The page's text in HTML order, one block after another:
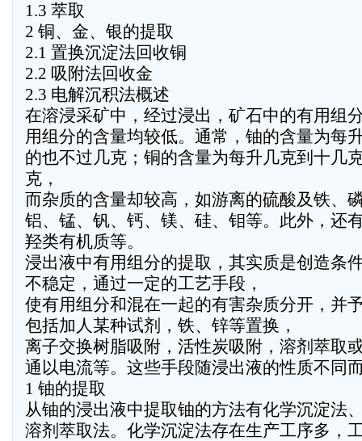
1.3 萃取
2 铜、金、银的提取
2.1 置换沉淀法回收铜
2.2 吸附法回收金
2.3 电解沉积法概述
在溶浸采矿中，经过浸出，矿石中的有用组
用组分的含量均较低。通常，铀的含量为每
的也不过几克；铜的含量为每升几克到十几
克，
而杂质的含量却较高，如游离的硫酸及铁、
铝、锰、钒、钙、镁、硅、钼等。此外，还
羟类有机质等。
浸出液中有用组分的提取，其实质是创造条
不稳定，通过一定的工艺手段，
使有用组分和混在一起的有害杂质分开，并
包括加人某种试剂，铁、锌等置换，
离子交换树脂吸附，活性炭吸附，溶剂萃取
通以电流等。这些手段随浸出液的性质不同
1 铀的提取
从铀的浸出液中提取铀的方法有化学沉淀法
溶剂萃取法。化学沉淀法存在生产工序多，